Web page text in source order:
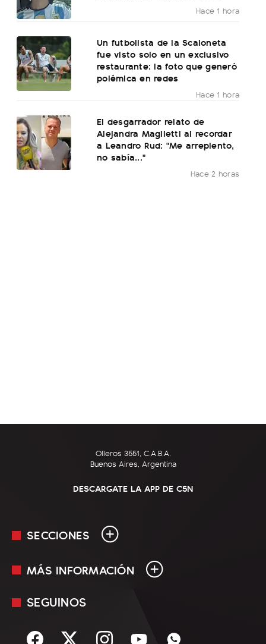
Hace 1 hora
Un futbolista de la Scaloneta
fue visto solo en un exclusivo
restaurante: la foto que generó
polémica en redes
Hace 1 hora
El desgarrador relato de
Alejandra Maglietti al recordar
a Leandro Rud: "Me arrepiento,
no sabía..."
Hace 2 horas
Olleros 3551, C.A.B.A.
Buenos Aires, Argentina
DESCARGATE LA APP DE C5N
SECCIONES
En Vivo
Sociedad
MÁS INFORMACIÓN
Mediakit
Términos y condiciones
SEGUINOS